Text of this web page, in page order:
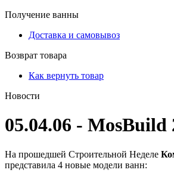
Получение ванны
Доставка и самовывоз
Возврат товара
Как вернуть товар
Новости
05.04.06 - MosBuild
На прошедшей Строительной Неделе
представила 4 новые модели ванн: